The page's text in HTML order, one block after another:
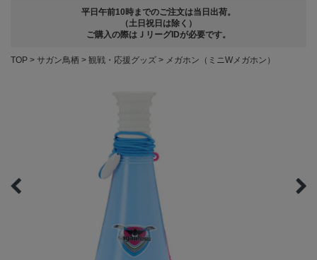
平日午前10時までのご注文は当日出荷。
（土日祝日は除く）
ご購入の際はＪリーグIDが必要です。
TOP サガン鳥栖 観戦・応援グッズ メガホン（ミニWメガホン）